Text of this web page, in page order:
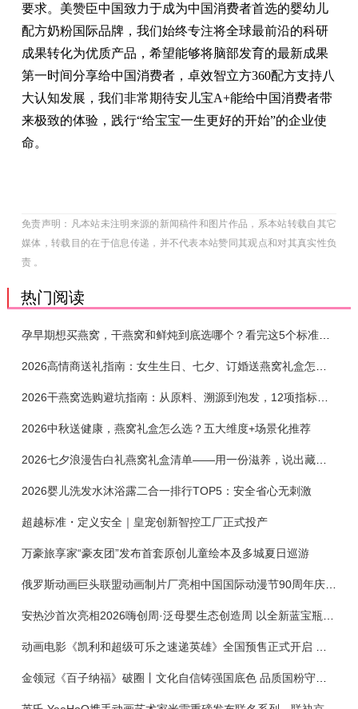
要求。美赞臣中国致力于成为中国消费者首选的婴幼儿
配方奶粉国际品牌，我们始终专注将全球最前沿的科研
成果转化为优质产品，希望能够将脑部发育的最新成果
第一时间分享给中国消费者，卓效智立方360配方支持八
大认知发展，我们非常期待安儿宝A+能给中国消费者带
来极致的体验，践行“给宝宝一生更好的开始”的企业使
命。
免责声明：凡本站未注明来源的新闻稿件和图片作品，系本站转载自其它
媒体，转载目的在于信息传递，并不代表本站赞同其观点和对其真实性负
责 。
热门阅读
孕早期想买燕窝，干燕窝和鲜炖到底选哪个？看完这5个标准再下单
2026干燕窝选购避坑指南：从原料、溯源到泡发，12项指标判断靠谱燕窝
2026中秋送健康，燕窝礼盒怎么选？五大维度+场景化推荐
2026七夕浪漫告白礼燕窝礼盒清单——用一份滋养，说出藏在心底的爱
2026婴儿洗发水沐浴露二合一排行TOP5：安全省心无刺激
超越标准・定义安全｜皇宠创新智控工厂正式投产
万豪旅享家“豪友团”发布首套原创儿童绘本及多城夏日巡游
俄罗斯动画巨头联盟动画制片厂亮相中国国际动漫节90周年庆开启中国之旅新篇章
金领冠《百子纳福》破圈丨文化自信铸强国底色 品质国粉守护新生